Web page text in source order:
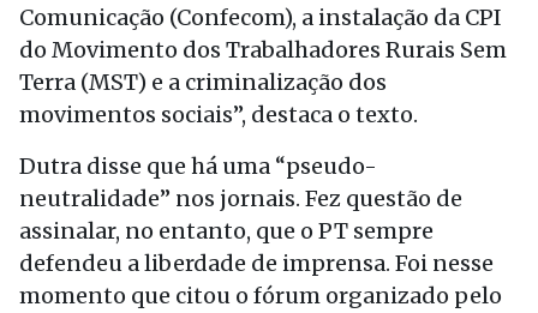
Comunicação (Confecom), a instalação da CPI
do Movimento dos Trabalhadores Rurais Sem
Terra (MST) e a criminalização dos
movimentos sociais”, destaca o texto.
Dutra disse que há uma “pseudo-
neutralidade” nos jornais. Fez questão de
assinalar, no entanto, que o PT sempre
defendeu a liberdade de imprensa. Foi nesse
momento que citou o fórum organizado pelo